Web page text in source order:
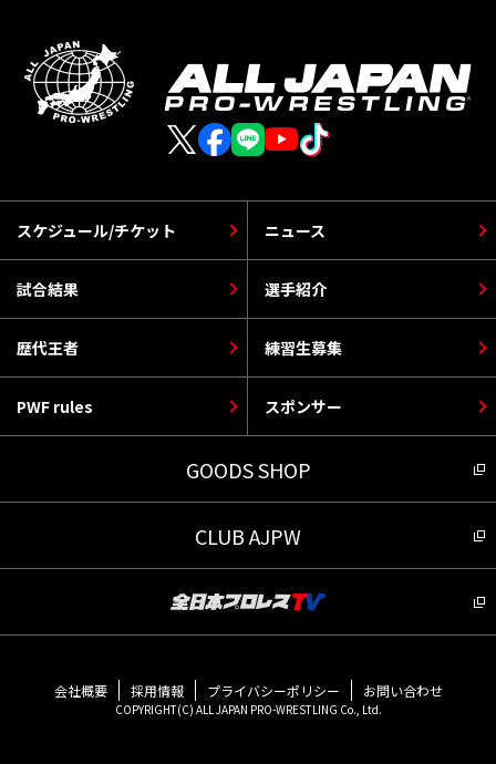
スケジュール/チケット
選手紹介
PWF rules
ニュース
歴代王者
スポンサー
試合結果
練習生募集
GOODS SHOP
CLUB AJPW
会社概要 採用情報 プライバシーポリシー お問い合わせ
COPYRIGHT(C) ALL JAPAN PRO-WRESTLING Co., Ltd.